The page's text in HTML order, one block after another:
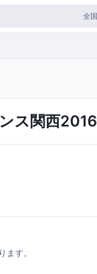
ス関西2016
ます。